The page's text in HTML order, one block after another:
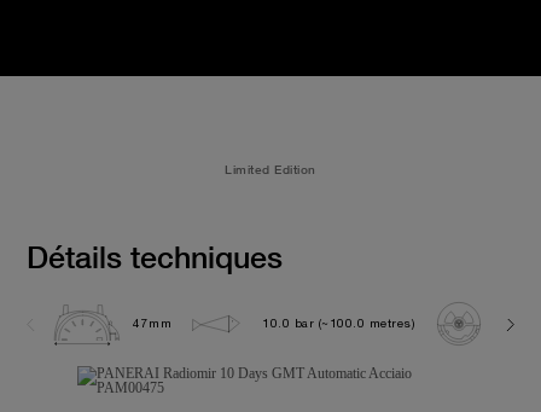
Limited Edition
Détails techniques
47mm 10.0 bar (~100.0 metres)